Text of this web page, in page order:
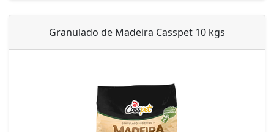
Granulado de Madeira Casspet 10 kgs